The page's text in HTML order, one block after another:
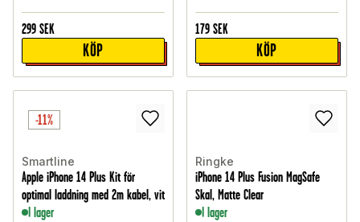
299 SEK
KÖP
179 SEK
KÖP
-11%
Smartline
Apple iPhone 14 Plus Kit för
optimal laddning med 2m kabel, vit
I lager
Ringke
iPhone 14 Plus Fusion MagSafe
Skal, Matte Clear
I lager